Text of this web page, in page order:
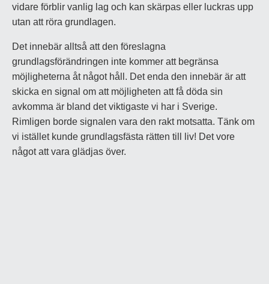
vidare förblir vanlig lag och kan skärpas eller luckras upp
utan att röra grundlagen.
Det innebär alltså att den föreslagna
grundlagsförändringen inte kommer att begränsa
möjligheterna åt något håll. Det enda den innebär är att
skicka en signal om att möjligheten att få döda sin
avkomma är bland det viktigaste vi har i Sverige.
Rimligen borde signalen vara den rakt motsatta. Tänk om
vi istället kunde grundlagsfästa rätten till liv! Det vore
något att vara glädjas över.